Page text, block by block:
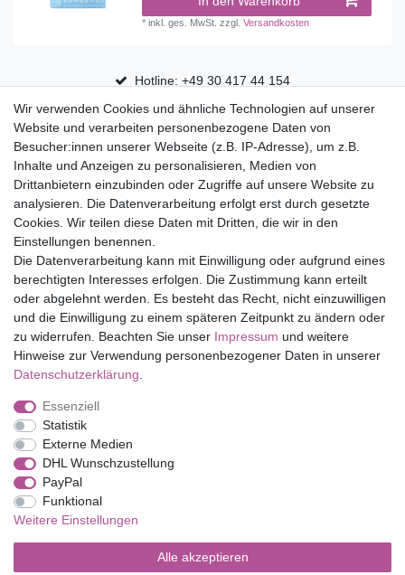
*inkl. ges. MwSt. zzgl.Versandkosten
Hotline: +49 30 417 44 154
30 Tage Rückgaberecht
Versandfrei ab 75 € in Deutschland
Top Marken
Eduplay
Folia Bringmann
Shop
Mein Konto
Service
Versandkosten
Impressum
Barrierefreiheitserklärung
Vertrag widerrufen
Wir verwenden Cookies und ähnliche Technologien auf unserer
Website und verarbeiten personenbezogene Daten von
Besucher:innen unserer Webseite (z.B. IP-Adresse), um z.B.
Inhalte und Anzeigen zu personalisieren, Medien von
Drittanbietern einzubinden oder Zugriffe auf unsere Website zu
analysieren. Die Datenverarbeitung erfolgt erst durch gesetzte
Cookies. Wir teilen diese Daten mit Dritten, die wir in den
Einstellungen benennen.
Die Datenverarbeitung kann mit Einwilligung oder aufgrund eines
berechtigten Interesses erfolgen. Die Zustimmung kann erteilt
oder abgelehnt werden. Es besteht das Recht, nicht einzuwilligen
und die Einwilligung zu einem späteren Zeitpunkt zu ändern oder
zu widerrufen. Beachten Sie unser Impressum und weitere
Hinweise zur Verwendung personenbezogener Daten in unserer
Daten­schutz­erklärung
Essenziell
Statistik
Externe Medien
DHL Wunschzustellung
PayPal
Funktional
Weitere Einstellungen
Alle akzeptieren